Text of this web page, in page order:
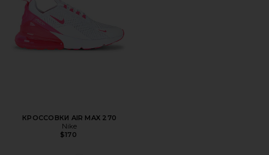
КРОССОВКИ AIR MAX 270
Nike
$170